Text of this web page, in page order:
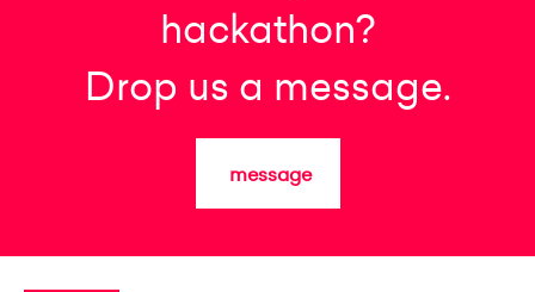
hackathon?
Drop us a message.
message